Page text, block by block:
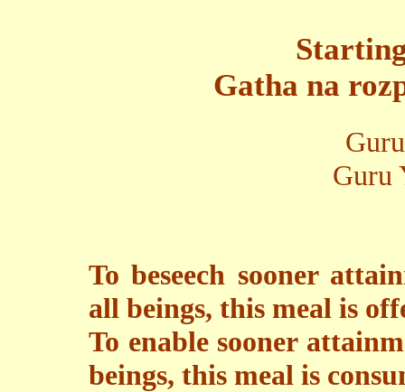
Gatha na
Guru
To beseech sooner
all beings, this meal is
To enable sooner
beings, this meal is